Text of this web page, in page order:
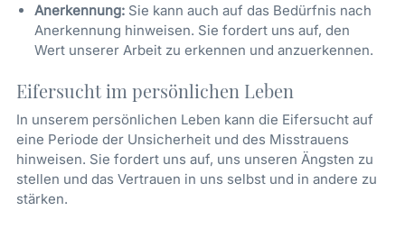
Anerkennung: Sie kann auch auf das Bedürfnis nach
Anerkennung hinweisen. Sie fordert uns auf, den
Wert unserer Arbeit zu erkennen und anzuerkennen.
Eifersucht im persönlichen Leben
In unserem persönlichen Leben kann die Eifersucht auf
eine Periode der Unsicherheit und des Misstrauens
hinweisen. Sie fordert uns auf, uns unseren Ängsten zu
stellen und das Vertrauen in uns selbst und in andere zu
stärken.